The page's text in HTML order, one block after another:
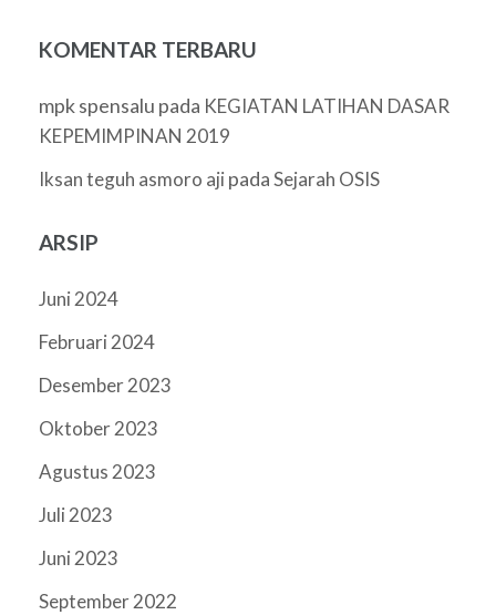
KOMENTAR TERBARU
mpk spensalu pada KEGIATAN LATIHAN DASAR
KEPEMIMPINAN 2019
Iksan teguh asmoro aji padaSejarah OSIS
ARSIP
Juni 2024
Februari 2024
Desember 2023
Oktober 2023
Agustus 2023
Juli 2023
Juni 2023
September 2022